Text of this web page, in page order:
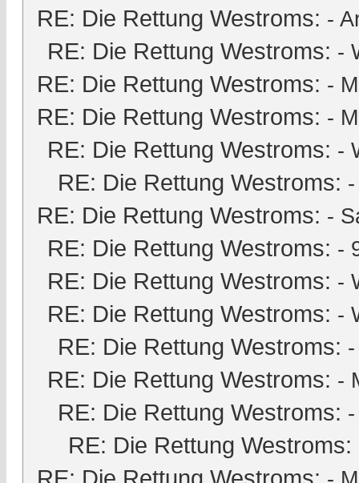
RE: Die Rettung Westroms: -
RE: Die Rettung Westroms: -
RE: Die Rettung Westroms: -
RE: Die Rettung Westroms: -
RE: Die Rettung Westroms: -
RE: Die Rettung Westroms:
RE: Die Rettung Westroms: -
RE: Die Rettung Westroms: -
RE: Die Rettung Westroms: -
RE: Die Rettung Westroms: -
RE: Die Rettung Westroms:
RE: Die Rettung Westroms: -
RE: Die Rettung Westroms:
RE: Die Rettung Westroms: